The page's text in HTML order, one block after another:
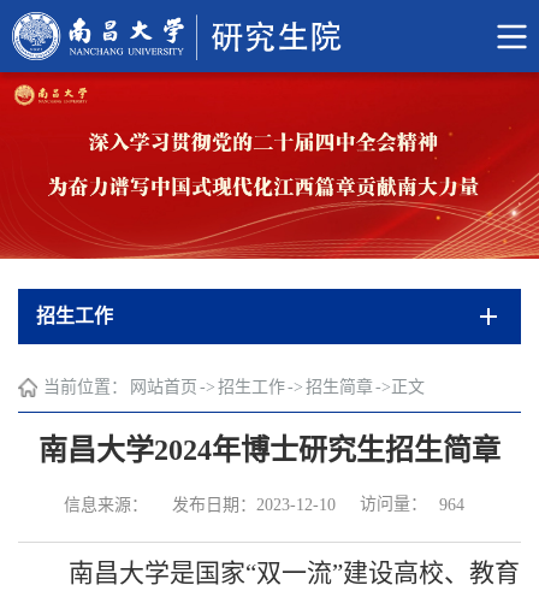
招生工作
当前位置： 网站首页 -> 招生工作-> 招生简章-> 正文
南昌大学2024年博士研究生招生简章
信息来源： 发布日期：2023-12-10 访问量： 964
南昌大学是国家“双一流”建设高校、教育